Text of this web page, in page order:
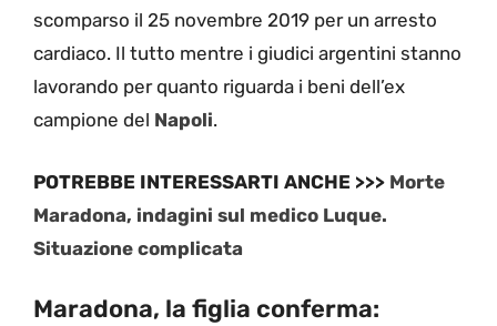
scomparso il 25 novembre 2019 per un arresto
cardiaco. Il tutto mentre i giudici argentini stanno
lavorando per quanto riguarda i beni dell’ex
campione del Napoli.
POTREBBE INTERESSARTI ANCHE >>> Morte
Maradona, indagini sul medico Luque.
Situazione complicata
Maradona, la figlia conferma: